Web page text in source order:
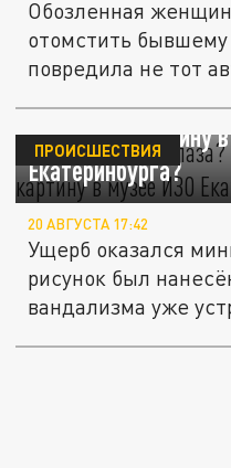
Обозленная
отомстить
повредила не тот
Кто ответит за
испортили картину
Екатеринбурга?
ПРОИСШЕСТВИЯ
20 АВГУСТА 17:42
Ущерб оказался
рисунок был
вандализма уже